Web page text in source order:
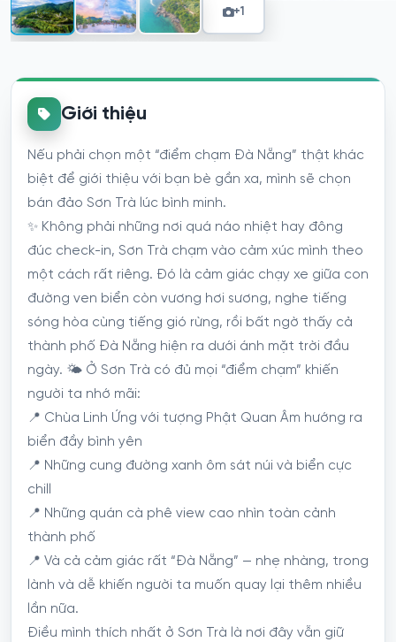
+1
Giới thiệu
Nếu phải chọn một “điểm chạm Đà Nẵng” thật khác
biệt để giới thiệu với bạn bè gần xa, mình sẽ chọn
bán đảo Sơn Trà lúc bình minh.
✨ Không phải những nơi quá náo nhiệt hay đông
đúc check-in, Sơn Trà chạm vào cảm xúc mình theo
một cách rất riêng. Đó là cảm giác chạy xe giữa con
đường ven biển còn vương hơi sương, nghe tiếng
sóng hòa cùng tiếng gió rừng, rồi bất ngờ thấy cả
thành phố Đà Nẵng hiện ra dưới ánh mặt trời đầu
ngày. 🌤️ Ở Sơn Trà có đủ mọi “điểm chạm” khiến
người ta nhớ mãi:
📍 Chùa Linh Ứng với tượng Phật Quan Âm hướng ra
biển đầy bình yên
📍 Những cung đường xanh ôm sát núi và biển cực
chill
📍 Những quán cà phê view cao nhìn toàn cảnh
thành phố
📍 Và cả cảm giác rất “Đà Nẵng” — nhẹ nhàng, trong
lành và dễ khiến người ta muốn quay lại thêm nhiều
lần nữa.
Điều mình thích nhất ở Sơn Trà là nơi đây vẫn giữ